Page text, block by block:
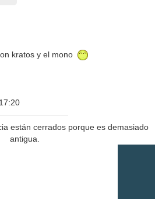
kratos y el mono
están cerrados porque es demasiado
antigua.